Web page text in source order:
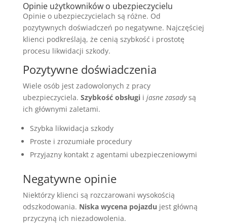
Opinie użytkowników o ubezpieczycielu
Opinie o ubezpieczycielach są różne. Od
pozytywnych doświadczeń po negatywne. Najczęściej
klienci podkreślają, że cenią szybkość i prostotę
procesu likwidacji szkody.
Pozytywne doświadczenia
Wiele osób jest zadowolonych z pracy
ubezpieczyciela. Szybkość obsługii jasne zasadysą
ich głównymi zaletami.
Szybka likwidacja szkody
Proste i zrozumiałe procedury
Przyjazny kontakt z agentami ubezpieczeniowymi
Negatywne opinie
Niektórzy klienci są rozczarowani wysokością
odszkodowania. Niska wycena pojazdu jest główną
przyczyną ich niezadowolenia.